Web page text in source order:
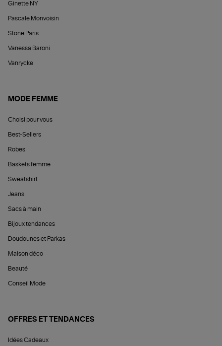
Ginette NY
Pascale Monvoisin
Stone Paris
Vanessa Baroni
Vanrycke
MODE FEMME
Choisi pour vous
Best-Sellers
Robes
Baskets femme
Sweatshirt
Jeans
Sacs à main
Bijoux tendances
Doudounes et Parkas
Maison déco
Beauté
Conseil Mode
OFFRES ET TENDANCES
Idées Cadeaux